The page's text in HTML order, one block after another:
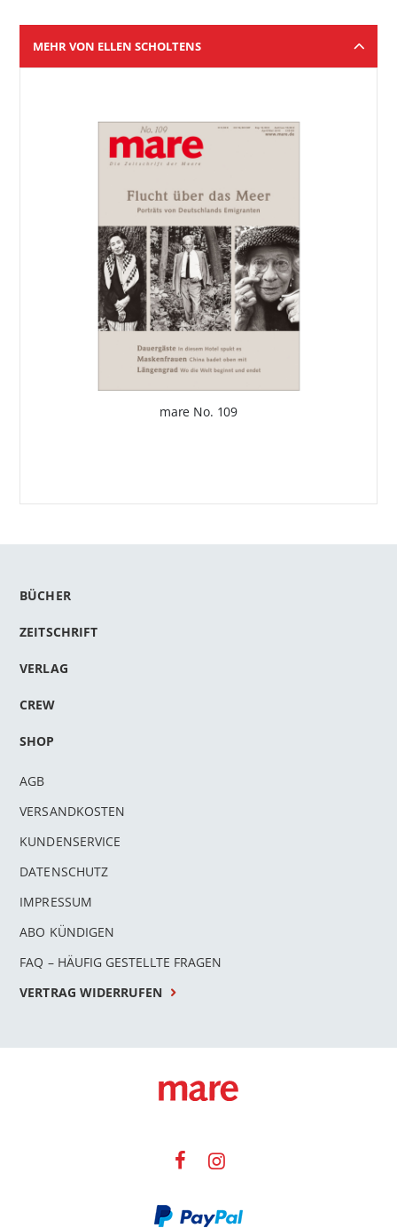
MEHR VON ELLEN SCHOLTENS
mare No. 109
BÜCHER
ZEITSCHRIFT
VERLAG
CREW
SHOP
AGB
VERSANDKOSTEN
KUNDENSERVICE
DATENSCHUTZ
IMPRESSUM
ABO KÜNDIGEN
FAQ – HÄUFIG GESTELLTE FRAGEN
VERTRAG WIDERRUFEN